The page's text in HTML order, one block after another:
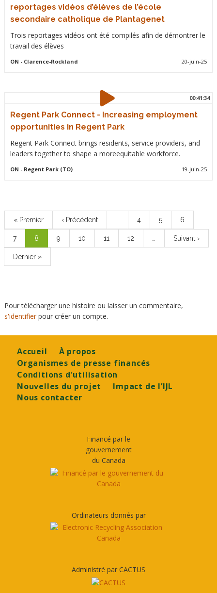
reportages vidéos d’élèves de l’école
secondaire catholique de Plantagenet
Trois reportages vidéos ont été compilés afin de démontrer le
travail des élèves
ON - Clarence-Rockland 20-juin-25
00:41:34
Regent Park Connect - Increasing employment
opportunities in Regent Park
Regent Park Connect brings residents, service providers, and
leaders together to shape a moreequitable workforce.
ON - Regent Park (TO) 19-juin-25
Première
page
« Premier
Page
précédente
‹ Précédent Page
4 Page
5 Page
6
Page
7
Page
courante
8 Page
9 Page
10 Page
11 Page
12
Page
suivante
Suivant ›
Dernière
page
Dernier »
Pour télécharger une histoire ou laisser un commentaire,
s'identifierpour créer un compte.
Footer
Accueil
À propos
Organismes de presse financés
Conditions d'utilisation
Nouvelles du projet
Impact de l’IJL
Nous contacter
Financé par le
gouvernement
du Canada
Ordinateurs donnés par
Administré par CACTUS